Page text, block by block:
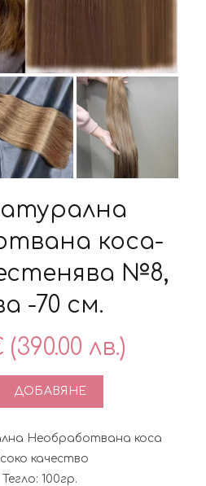
коса-
№8,
-70 см.
(390.00 лв.)
ДОБАВЯНЕ
Необработвана коса
качество
Тегло: 100гр.